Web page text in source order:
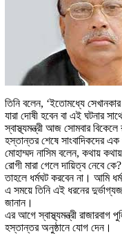
তিনি বলেন, ‘ইতোমধ্যে
যারা দোষী হবেন বা এই ঘটনার
স্বাস্থ্যমন্ত্রী আজ সোমবার বিকেলে
হস্তান্তর শেষে সাংবাদিকদের
মোহাম্মদ নাসিম বলেন, কথায়
রোগী মারা গেলে দায়িত্ব নেবে
তাহলে ধর্মঘট করবেন না। আমি
এ সময়ে তিনি এই ধরনের
জানান।
এর আগে স্বাস্থ্যমন্ত্রী রাজারবাগ
হস্তান্তর অনুষ্ঠানে যোগ দেন।